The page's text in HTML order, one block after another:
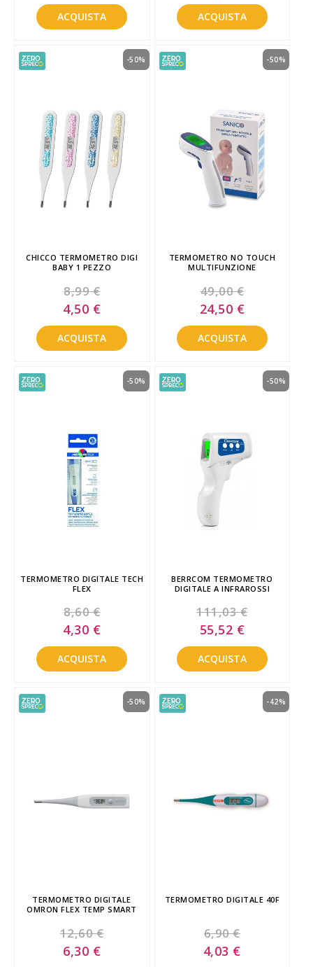
ACQUISTA ACQUISTA
CHICCO TERMOMETRO DIGI
BABY 1 PEZZO
8,99 €
-50%
Special
Price
4,50 €
ACQUISTA
TERMOMETRO NO TOUCH
MULTIFUNZIONE
49,00 €
-50%
Special
Price
24,50 €
ACQUISTA
TERMOMETRO DIGITALE TECH
FLEX
8,60 €
-50%
Special
Price
4,30 €
ACQUISTA
BERRCOM TERMOMETRO
DIGITALE A INFRAROSSI
111,03 €
-50%
Special
Price
55,52 €
ACQUISTA
TERMOMETRO DIGITALE
OMRON FLEX TEMP SMART
12,60 €
-50%
Special
Price
6,30 €
TERMOMETRO DIGITALE 40F
6,90 €
-42%
Special
Price
4,03 €